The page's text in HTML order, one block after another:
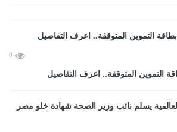
0
التموين المتوقفة.. اعرف التفاصيل